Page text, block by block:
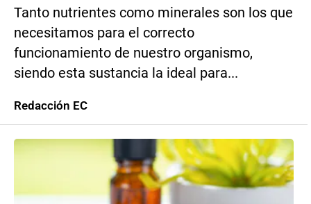
Tanto nutrientes como minerales son los que
necesitamos para el correcto
funcionamiento de nuestro organismo,
siendo esta sustancia la ideal para...
Redacción EC